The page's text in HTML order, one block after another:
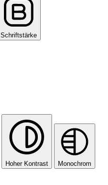
Schriftstärke
Hoher Kontrast Monochrom